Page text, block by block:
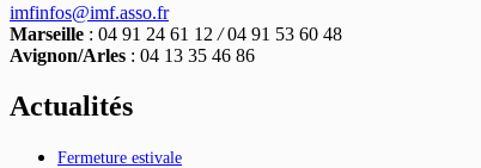
imfinfos@imf.asso.fr
Marseille : 04 91 24 61 12 /04 91 53 60 48
Avignon/Arles : 04 13 35 46 86
Actualités
Fermeture estivale